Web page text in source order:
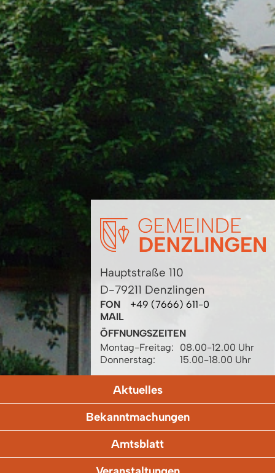
Hauptstraße 110
D-79211 Denzlingen
FON
+49 (7666) 611-0
MAIL
ÖFFNUNGSZEITEN
Montag-Freitag:
08.00-12.00 Uhr
Donnerstag:
15.00-18.00 Uhr
Aktuelles
Bekanntmachungen
Amtsblatt